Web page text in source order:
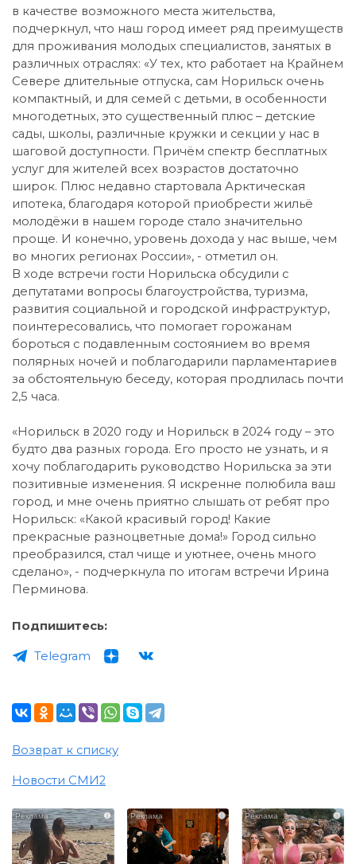
в качестве возможного места жительства,
подчеркнул, что наш город имеет ряд преимуществ
для проживания молодых специалистов, занятых в
различных отраслях: «У тех, кто работает на Крайнем
Севере длительные отпуска, сам Норильск очень
компактный, и для семей с детьми, в особенности
многодетных, это существенный плюс – детские
сады, школы, различные кружки и секции у нас в
шаговой доступности. Причём спектр бесплатных
услуг для жителей всех возрастов достаточно
широк. Плюс недавно стартовала Арктическая
ипотека, благодаря которой приобрести жильё
молодёжи в нашем городе стало значительно
проще. И конечно, уровень дохода у нас выше, чем
во многих регионах России», - отметил он.
В ходе встречи гости Норильска обсудили с
депутатами вопросы благоустройства, туризма,
развития социальной и городской инфраструктур,
поинтересовались, что помогает горожанам
бороться с подавленным состоянием во время
полярных ночей и поблагодарили парламентариев
за обстоятельную беседу, которая продлилась почти
2,5 часа.
«Норильск в 2020 году и Норильск в 2024 году – это
будто два разных города. Его просто не узнать, и я
хочу поблагодарить руководство Норильска за эти
позитивные изменения. Я искренне полюбила ваш
город, и мне очень приятно слышать от ребят про
Норильск: «Какой красивый город! Какие
прекрасные разноцветные дома!» Город сильно
преобразился, стал чище и уютнее, очень много
сделано», - подчеркнула по итогам встречи Ирина
Перминова.
Подпишитесь:
Telegram
Возврат к списку
Новости СМИ2
i i i